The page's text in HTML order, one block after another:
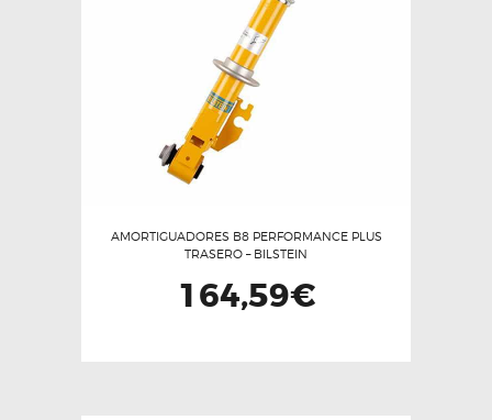
AMORTIGUADORES B8 PERFORMANCE PLUS
TRASERO – BILSTEIN
164,59€